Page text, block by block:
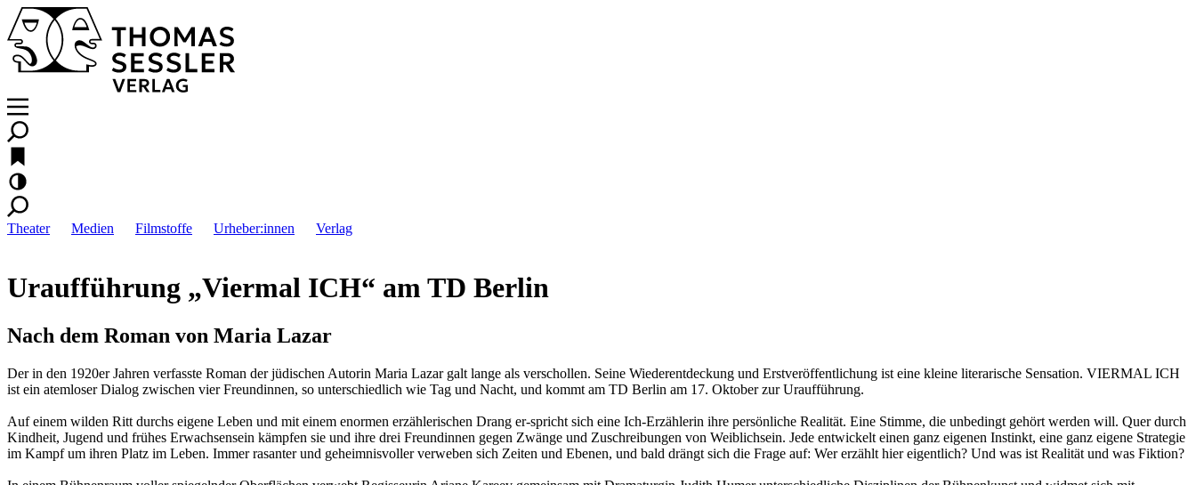
Theater Medien Filmstoffe Urheber:innen Verlag
Uraufführung „Viermal ICH“ am TD Berlin
Nach dem Roman von Maria Lazar
Der in den 1920er Jahren verfasste Roman der jüdischen Autorin Maria Lazar galt lange als verschollen. Seine Wiederentdeckung und Erstveröffentlichung ist eine kleine literarische Sensation. VIERMAL ICH
ist ein atemloser Dialog zwischen vier Freundinnen, so unterschiedlich wie Tag und Nacht, und kommt am TD Berlin am 17. Oktober zur Uraufführung.
Auf einem wilden Ritt durchs eigene Leben und mit einem enormen erzählerischen Drang er-spricht sich eine Ich-Erzählerin ihre persönliche Realität. Eine Stimme, die unbedingt gehört werden will. Quer durch
Kindheit, Jugend und frühes Erwachsensein kämpfen sie und ihre drei Freundinnen gegen Zwänge und Zuschreibungen von Weiblichsein. Jede entwickelt einen ganz eigenen Instinkt, eine ganz eigene Strategie
im Kampf um ihren Platz im Leben. Immer rasanter und geheimnisvoller verweben sich Zeiten und Ebenen, und bald drängt sich die Frage auf: Wer erzählt hier eigentlich? Und was ist Realität und was Fiktion?